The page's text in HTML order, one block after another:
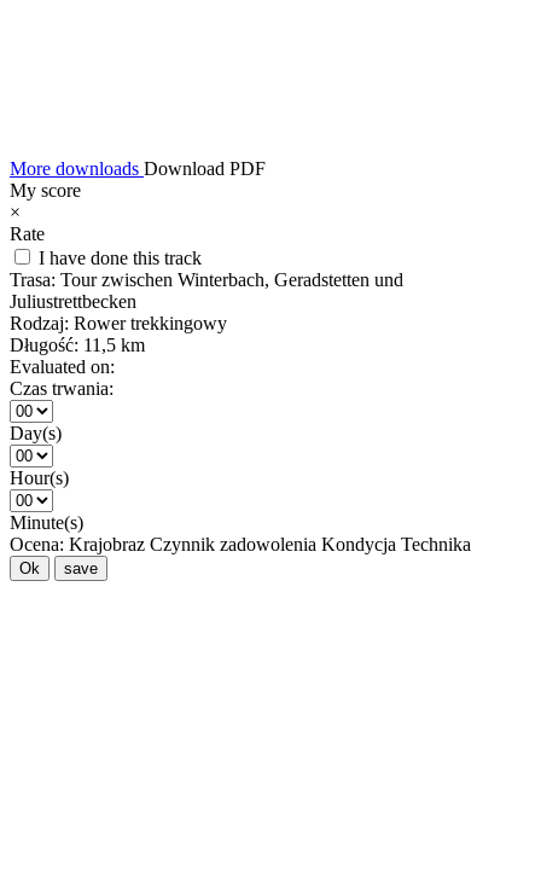
More downloads Download PDF
My score
×
Rate
I have done this track
Trasa: Tour zwischen Winterbach, Geradstetten und
Juliustrettbecken
Rodzaj: Rower trekkingowy
Długość: 11,5 km
Evaluated on:
Czas trwania:
Day(s)
Hour(s)
Minute(s)
Ocena: Krajobraz Czynnik zadowolenia Kondycja Technika
Ok save